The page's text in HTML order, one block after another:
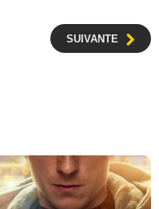
SUIVANTE